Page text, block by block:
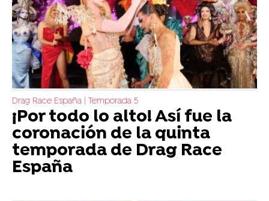
Drag Race España | Temporada 5
¡Por todo lo alto! Así fue la
coronación de la quinta
temporada de Drag Race
España